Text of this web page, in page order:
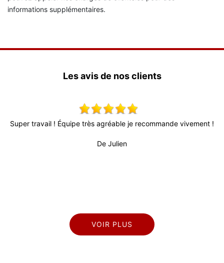
informations supplémentaires.
Les avis de nos clients
Super travail ! Équipe très agréable je recommande vivement !
De Julien
VOIR PLUS